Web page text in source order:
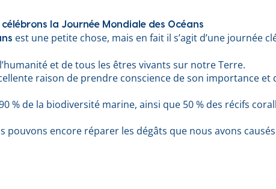
la Journée Mondiale des Océans
est une petite chose, mais en fait il s’agit d’une journée
et de tous les êtres vivants sur notre Terre.
raison de prendre conscience de son importance et
de la biodiversité marine, ainsi que 50 % des récifs
pouvons encore réparer les dégâts que nous avons